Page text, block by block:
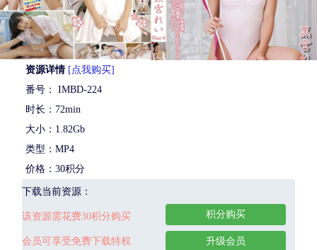
资源详情 [点我购买]
番号： IMBD-224
时长：72min
大小：1.82Gb
类型：MP4
价格：30积分
下载当前资源：
该资源需花费30积分购买
会员可享受免费下载特权
积分购买
升级会员